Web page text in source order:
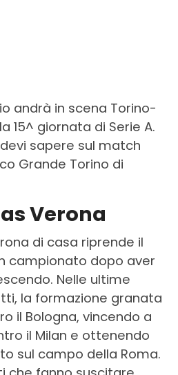
andrà in scena Torino-
15^ giornata di Serie A.
sapere sul match
Grande Torino di
Verona
di casa riprende il
campionato dopo aver
Nelle ultime
la formazione granata
il Bologna, vincendo a
il Milan e ottenendo
sul campo della Roma.